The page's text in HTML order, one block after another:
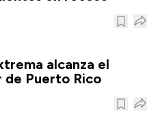
alcanza el
de Puerto Rico